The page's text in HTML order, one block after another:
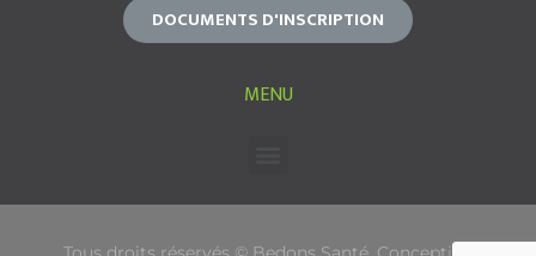
DOCUMENTS D'INSCRIPTION
MENU